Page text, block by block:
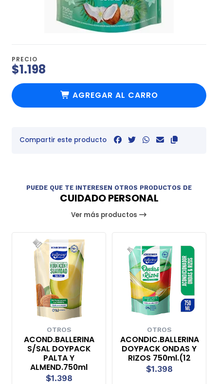
PRECIO
$1.198
AGREGAR AL CARRO
Compartir este producto
PUEDE QUE TE INTERESEN OTROS PRODUCTOS DE
CUIDADO PERSONAL
Ver más productos
OTROS
ACOND.BALLERINA
S/SAL DOYPACK
PALTA Y
ALMEND.750ml
$1.398
OTROS
ACONDIC.BALLERINA
DOYPACK ONDAS Y
RIZOS 750ml.(12
$1.398